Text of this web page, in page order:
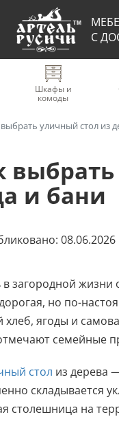
С
Шкафы и
комоды
уличный стол из
и бани
08.06.2026
в загородной жизни
но по-
хлеб, ягоды и
семейные
стол из дерева
складывается
столешница на